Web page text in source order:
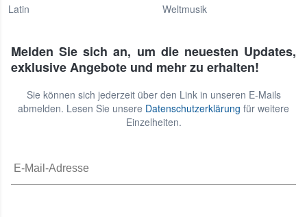
Latin
Weltmusik
Melden Sie sich an, um die neuesten Updates,
exklusive Angebote und mehr zu erhalten!
Sie können sich jederzeit über den Link in unseren E-Mails
abmelden. Lesen Sie unsere Datenschutzerklärung für weitere
Einzelheiten.